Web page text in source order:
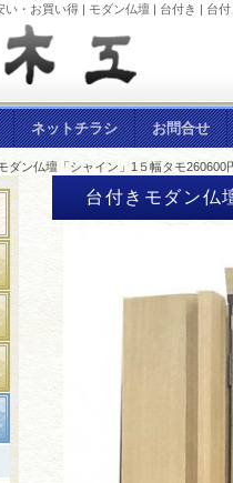
・お買い得 | モダン仏壇 | 台付き | 台
ネットチラシ お問合せ
ダン仏壇「シャイン」1５幅タモ260600
台付きモダン仏